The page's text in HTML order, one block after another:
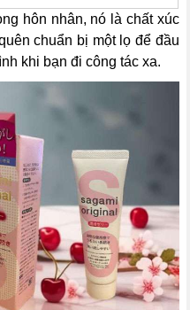
hôn nhân, nó là chất xúc
chuẩn bị một lọ để đầu
khi bạn đi công tác xa.